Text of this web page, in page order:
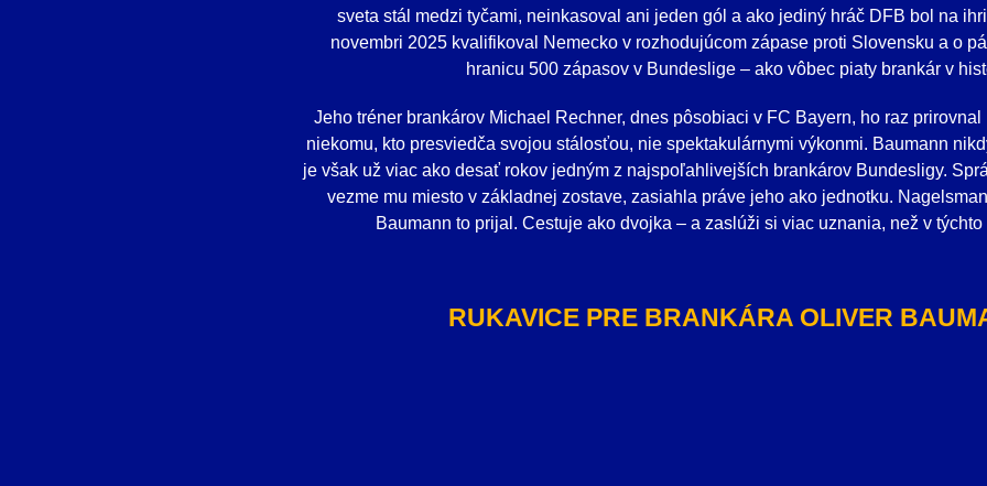
sveta stál medzi tyčami, neinkasoval ani jeden gól a ako jediný hráč DFB bol na
novembri 2025 kvalifikoval Nemecko v rozhodujúcom zápase proti Slovensku a o
hranicu 500 zápasov v Bundeslige – ako vôbec piaty brankár v
Jeho tréner brankárov Michael Rechner, dnes pôsobiaci v FC Bayern, ho raz
niekomu, kto presviedča svojou stálosťou, nie spektakulárnymi výkonmi. Baumann
je však už viac ako desať rokov jedným z najspoľahlivejších brankárov Bundesligy.
vezme mu miesto v základnej zostave, zasiahla práve jeho ako jednotku.
Baumann to prijal. Cestuje ako dvojka – a zaslúži si viac uznania, než v
RUKAVICE PRE BRANKÁRA OLIVER